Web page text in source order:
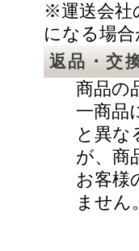
※運送会社
になる場
返品・交
商品の
一商品
と異な
が、商
お客様
ません